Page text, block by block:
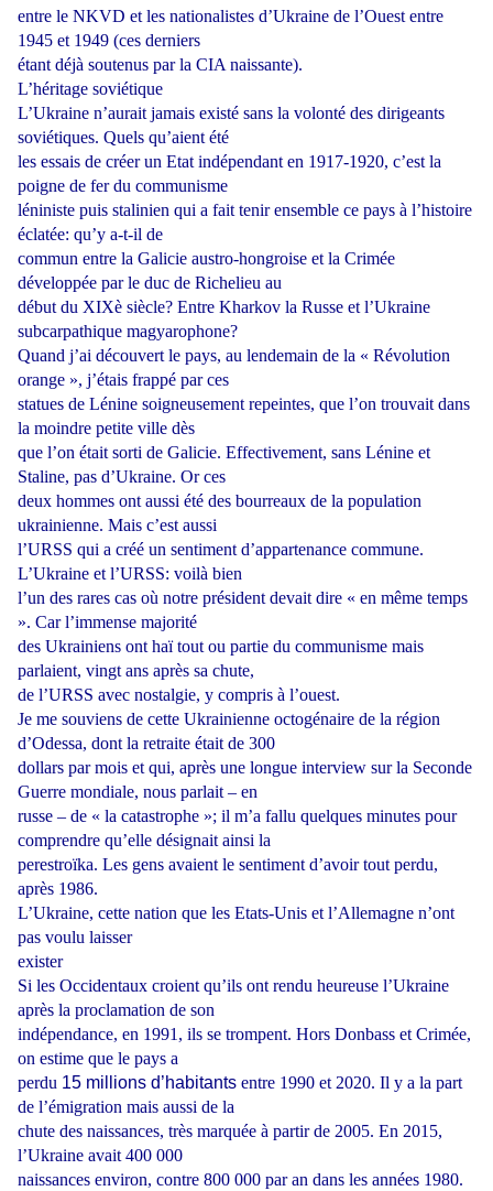
entre le NKVD et les nationalistes d’Ukraine de l’Ouest entre
1945 et 1949 (ces derniers
étant déjà soutenus par la CIA naissante).
L’héritage soviétique
L’Ukraine n’aurait jamais existé sans la volonté des dirigeants
soviétiques. Quels qu’aient été
les essais de créer un Etat indépendant en 1917-1920, c’est la
poigne de fer du communisme
léniniste puis stalinien qui a fait tenir ensemble ce pays à l’histoire
éclatée: qu’y a-t-il de
commun entre la Galicie austro-hongroise et la Crimée
développée par le duc de Richelieu au
début du XIXè siècle? Entre Kharkov la Russe et l’Ukraine
subcarpathique magyarophone?
Quand j’ai découvert le pays, au lendemain de la « Révolution
orange », j’étais frappé par ces
statues de Lénine soigneusement repeintes, que l’on trouvait dans
la moindre petite ville dès
que l’on était sorti de Galicie. Effectivement, sans Lénine et
Staline, pas d’Ukraine. Or ces
deux hommes ont aussi été des bourreaux de la population
ukrainienne. Mais c’est aussi
l’URSS qui a créé un sentiment d’appartenance commune.
L’Ukraine et l’URSS: voilà bien
l’un des rares cas où notre président devait dire « en même temps
». Car l’immense majorité
des Ukrainiens ont haï tout ou partie du communisme mais
parlaient, vingt ans après sa chute,
de l’URSS avec nostalgie, y compris à l’ouest.
Je me souviens de cette Ukrainienne octogénaire de la région
d’Odessa, dont la retraite était de 300
dollars par mois et qui, après une longue interview sur la Seconde
Guerre mondiale, nous parlait – en
russe – de « la catastrophe »; il m’a fallu quelques minutes pour
comprendre qu’elle désignait ainsi la
perestroïka. Les gens avaient le sentiment d’avoir tout perdu,
après 1986.
L’Ukraine, cette nation que les Etats-Unis et l’Allemagne n’ont
pas voulu laisser
exister
Si les Occidentaux croient qu’ils ont rendu heureuse l’Ukraine
après la proclamation de son
indépendance, en 1991, ils se trompent. Hors Donbass et Crimée,
on estime que le pays a
perdu 15 millions d’habitants entre 1990 et 2020. Il y a la part
de l’émigration mais aussi de la
chute des naissances, très marquée à partir de 2005. En 2015,
l’Ukraine avait 400 000
naissances environ, contre 800 000 par an dans les années 1980.